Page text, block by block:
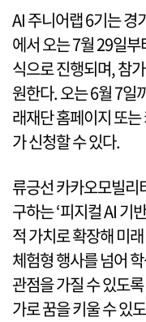
AI 주니어랩 6기는 경
에서 오는 7월 29일
식으로 진행되며, 참
원한다. 오는 6월 7일
래재단 홈페이지 또
가 신청할 수 있다.
류긍선 카카오모빌리
구하는 ‘피지컬 AI 기
적 가치로 확장해 미
체험형 행사를 넘어
관점을 가질 수 있도
가로 꿈을 키울 수 있